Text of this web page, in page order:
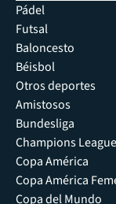
Pádel
Futsal
Baloncesto
Béisbol
Otros deportes
Amistosos
Bundesliga
Champions League
Copa América
Copa América
Copa del Mundo